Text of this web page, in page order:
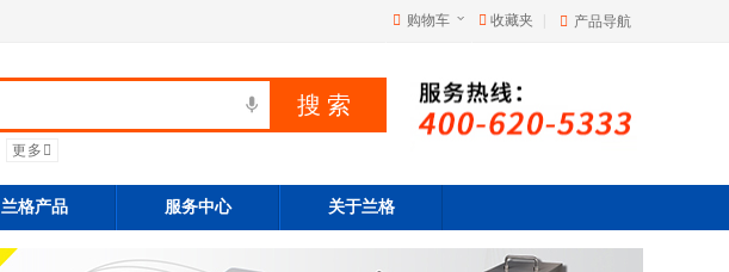
购物车 收藏夹 产品导航
更多
兰格产品 服务中心 关于兰格